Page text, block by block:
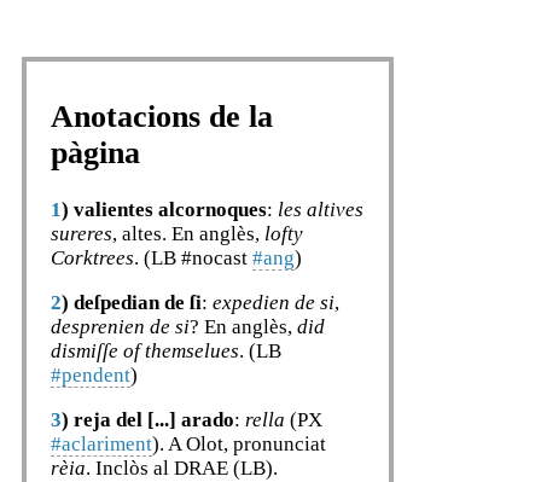
Anotacions de la
pàgina
1) valientes alcornoques: les altives
sureres, altes. En anglès, lofty
Corktrees. (LB #nocast #ang)
2) deſpedian de ſi: expedien de si,
desprenien de si? En anglès, did
dismiſſe of themselues. (LB
#pendent)
3) reja del [...] arado: rella (PX
#aclariment). A Olot, pronunciat
rèia. Inclòs al DRAE (LB).